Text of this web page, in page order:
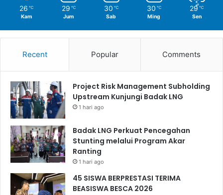
26 ℃
Kam
29 ℃
Jum
30 ℃
Sab
30 ℃
Ming
29 ℃
Sen
Recent Popular Comments
Project Risk Management Subholding
Upstream Kunjungi Badak LNG
1 hari ago
Badak LNG Perkuat Pencegahan
Stunting melalui Program Akar
Ranting
1 hari ago
45 SISWA BERPRESTASI TERIMA
BEASISWA BESCA 2026